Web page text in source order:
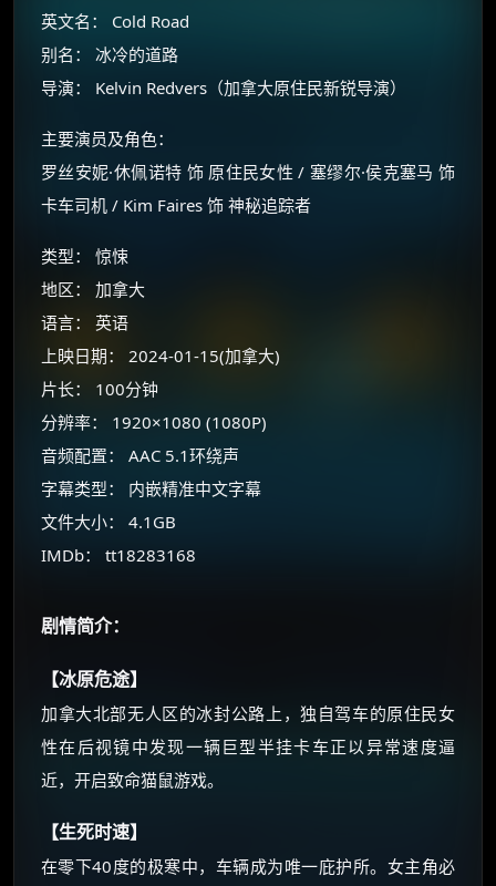
英文名： Cold Road
别名： 冰冷的道路
导演： Kelvin Redvers（加拿大原住民新锐导演）
主要演员及角色：
罗丝安妮·休佩诺特 饰 原住民女性 / 塞缪尔·侯克塞马 饰
卡车司机 / Kim Faires 饰 神秘追踪者
类型： 惊悚
地区： 加拿大
语言： 英语
上映日期： 2024-01-15(加拿大)
片长： 100分钟
分辨率： 1920×1080 (1080P)
音频配置： AAC 5.1环绕声
字幕类型： 内嵌精准中文字幕
文件大小： 4.1GB
IMDb： tt18283168
剧情简介：
【冰原危途】
加拿大北部无人区的冰封公路上，独自驾车的原住民女
性在后视镜中发现一辆巨型半挂卡车正以异常速度逼
近，开启致命猫鼠游戏。
【生死时速】
在零下40度的极寒中，车辆成为唯一庇护所。女主角必
🧧 福利领取站
价格有浮动，请直接搜索查最低价！
还有支付宝现金红包、外卖红包、
优惠券、活动红包，每日可领。
☕ 海外大侠？通过 Ko-fi 赐茶